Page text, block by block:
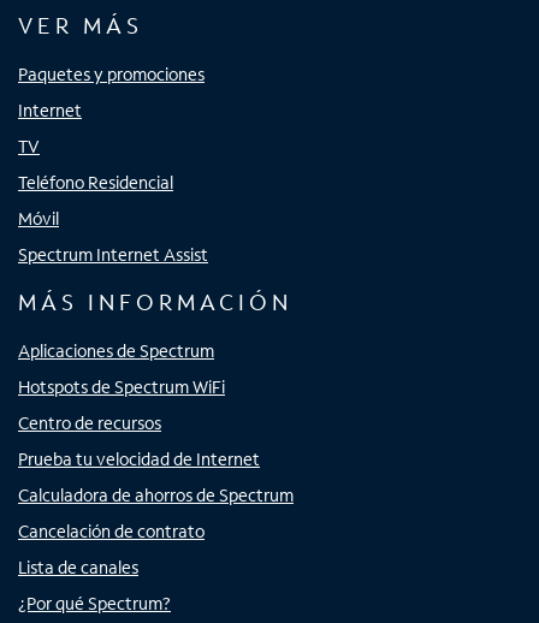
VER MÁS
Paquetes y promociones
Internet
TV
Teléfono Residencial
Móvil
Spectrum Internet Assist
MÁS INFORMACIÓN
Aplicaciones de Spectrum
Hotspots de Spectrum WiFi
Centro de recursos
Prueba tu velocidad de Internet
Calculadora de ahorros de Spectrum
Cancelación de contrato
Lista de canales
¿Por qué Spectrum?